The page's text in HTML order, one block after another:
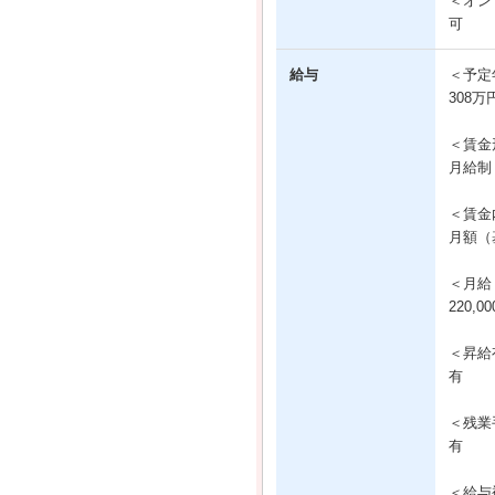
可
給与
＜予
308万
＜賃
月給制
＜賃
月額
＜月
＜昇
有
＜残
有